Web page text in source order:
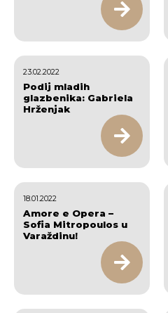
Podij mladih
glazbenika: Gabriela
Hrženjak
23.02.2022
Amore e Opera –
Sofia Mitropoulos u
Varaždinu!
18.01.2022